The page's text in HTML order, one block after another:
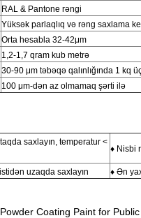
RAL & Pantone rəngi
Yüksək parlaqlıq və rəng saxlama
Orta hesabla 32-42μm
1,2-1,7 qram kub metrə
30-90 μm təbəqə qalınlığında 1 kq
100 μm-dən az olmamaq şərti ilə
saxlayın, temperatur <
♦ Nisbi
uzaqda saxlayın ♦ Ən